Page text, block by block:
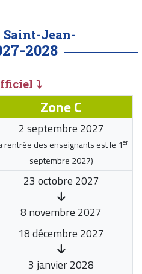
Saint-Jean-
2028
⤵
Zone C
2 septembre 2027
rentrée des enseignants est le 1er
septembre 2027)
23 octobre 2027
8 novembre 2027
18 décembre 2027
3 janvier 2028